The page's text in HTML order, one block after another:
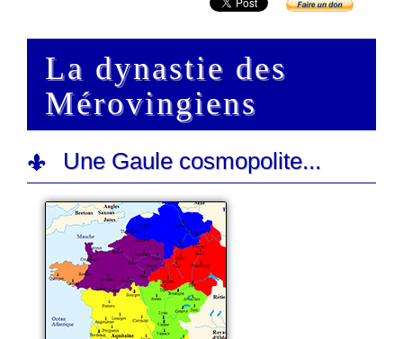
La dynastie des
Mérovingiens
Une Gaule cosmopolite...